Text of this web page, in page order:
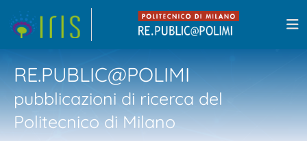
RE.PUBLIC@POLIMI
pubblicazioni di ricerca del
Politecnico di Milano